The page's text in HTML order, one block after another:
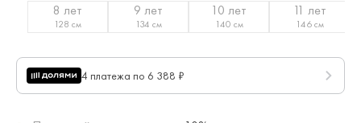
8 лет
128 см
9 лет
134 см
10 лет
140 см
11 лет
146 см
4 платежа по 6 388 ₽